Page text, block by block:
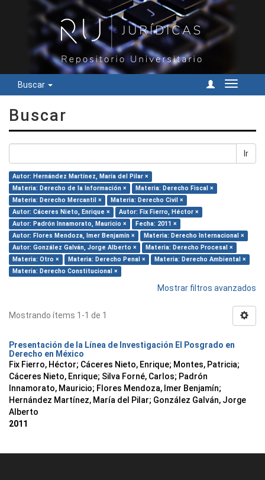
Buscar
Cambiar
Buscar
Ir
Autor: Hernández Martínez, María del Pilar ×
Materia: Derecho de la Información ×
Materia: Derecho Fiscal ×
Materia: Derecho Mercantil ×
Materia: Derecho Civil ×
Autor: Cáceres Nieto, Enrique ×
Autor: Fix Fierro, Héctor ×
Autor: Padrón Innamorato, Mauricio ×
Fecha: 2011 ×
Autor: Flores Mendoza, Imer Benjamín ×
Materia: Derecho Internacional ×
Autor: González Galván, Jorge Alberto ×
Materia: Derecho Procesal ×
Materia: Otro ×
Materia: Derecho Penal ×
Materia: Derecho Ambiental ×
Materia: Derecho Constitucional ×
Mostrar filtros avanzados
Mostrando ítems 1-1 de 1
Presentación de la Línea de Investigación El Posgrado en
Derecho en México
Fix Fierro, Héctor; Cáceres Nieto, Enrique; Montes, Patricia;
Cáceres Nieto, Enrique; Silva Forné, Carlos; Padrón
Innamorato, Mauricio; Flores Mendoza, Imer Benjamín;
Hernández Martínez, María del Pilar; González Galván, Jorge
Alberto
2011